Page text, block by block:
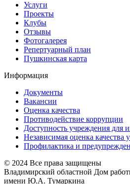
Услуги
Проекты
Клубы
Отзывы
Фотогалерея
Репертуарный план
Пушкинская карта
Информация
Документы
Вакансии
Оценка качества
Противодействие коррупции
Доступность учреждения для
Независимая оценка качества
Профилактика и
© 2024 Все права защищены
Владимирский областной Дом
имени Ю.А. Тумаркина